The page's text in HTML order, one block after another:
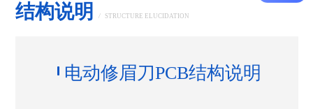
结构说明 / STRUCTURE ELUCIDATION
电动修眉刀PCB结构说明